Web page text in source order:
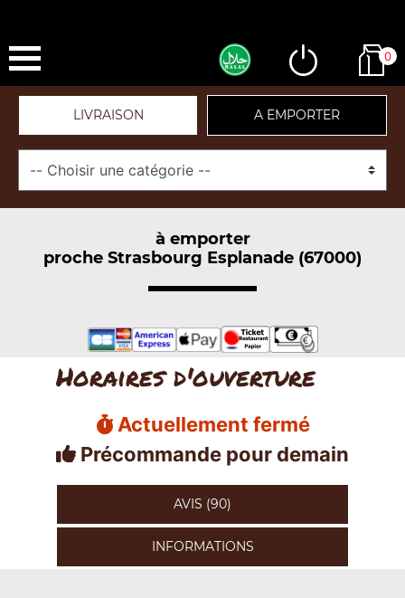
0
LIVRAISON A EMPORTER
à emporter
proche Strasbourg Esplanade (67000)
Horaires d'ouverture
Actuellement fermé
Précommande pour demain
AVIS (90)
INFORMATIONS